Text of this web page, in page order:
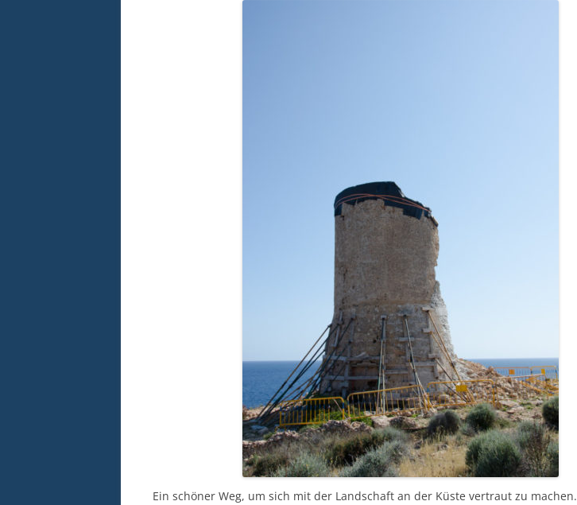
Ein schöner Weg, um sich mit der Landschaft an der Küste vertraut zu machen.